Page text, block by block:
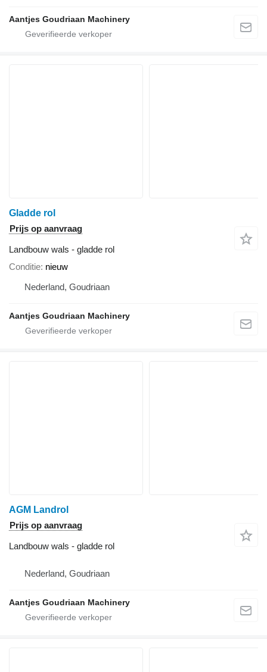
Aantjes Goudriaan Machinery
Gladde rol
Prijs op aanvraag
Landbouw wals - gladde rol
Conditie nieuw
Nederland, Goudriaan
Aantjes Goudriaan Machinery
AGM Landrol
Prijs op aanvraag
Landbouw wals - gladde rol
Nederland, Goudriaan
Aantjes Goudriaan Machinery